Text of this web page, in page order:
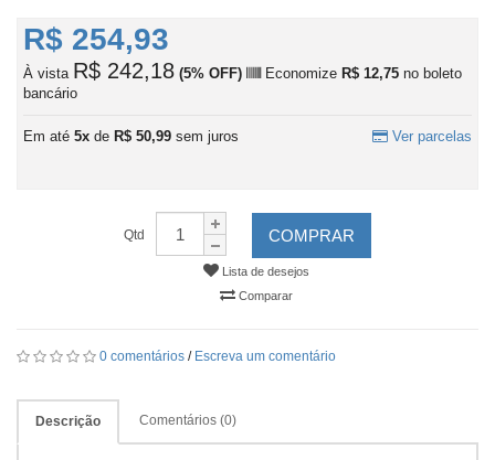
R$ 254,93
À vista R$ 242,18 (5% OFF) Economize R$ 12,75 no boleto
bancário
Em até 5x de R$ 50,99 sem juros Ver parcelas
Qtd COMPRAR
Lista de desejos
Comparar
0 comentários / Escreva um comentário
Descrição Comentários (0)